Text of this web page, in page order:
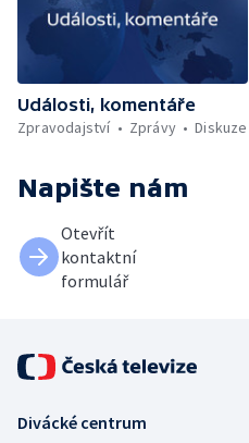
Události, komentáře
Zpravodajství
Zprávy Diskuze
Napište nám
Otevřít
kontaktní
formulář
Divácké centrum